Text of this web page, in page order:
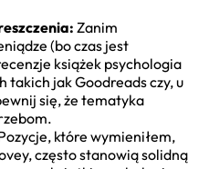
Zanim
(bo czas jest
książek psychologia
takich jak Goodreads czy, u
się, że tematyka
które wymieniłem,
często stanowią solidną